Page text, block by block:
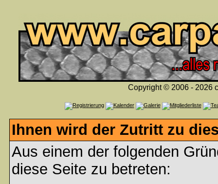
Copyright © 2006 - 2026
Ihnen wird der Zutritt zu
Aus einem der folgenden
diese Seite zu betreten: